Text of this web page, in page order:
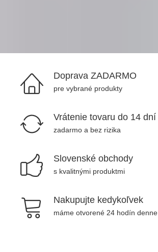
Doprava ZADARMO
pre vybrané produkty
Vrátenie tovaru do 14 dní
zadarmo a bez rizika
Slovenské obchody
s kvalitnými produktmi
Nakupujte kedykoľvek
máme otvorené 24 hodín denne